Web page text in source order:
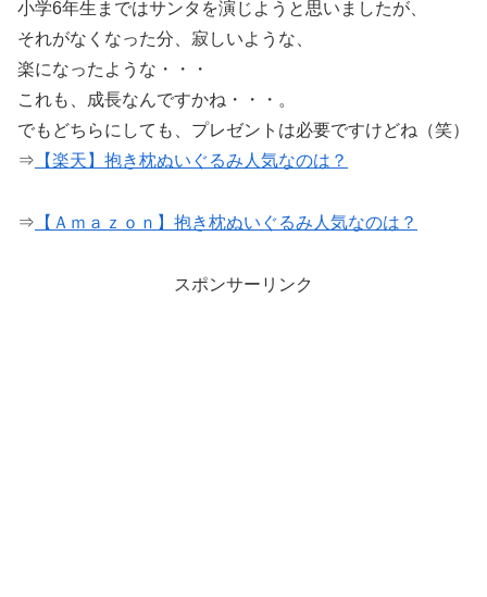
小学6年生まではサンタを演じようと思いましたが、
それがなくなった分、寂しいような、
楽になったような・・・
これも、成長なんですかね・・・。
でもどちらにしても、プレゼントは必要ですけどね（笑）
⇒ 【楽天】抱き枕ぬいぐるみ人気なのは？
⇒ 【Ａｍａｚｏｎ】抱き枕ぬいぐるみ人気なのは？
スポンサーリンク